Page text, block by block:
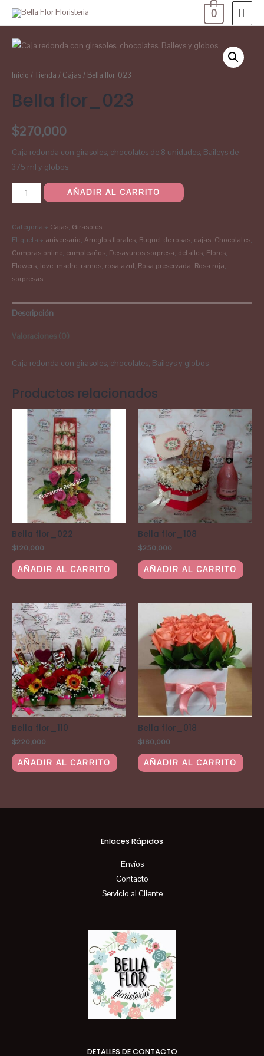
0
Inicio /Tienda / Cajas/ Bella flor_023
Bella flor_023
$270,000
Caja redonda con girasoles, chocolates de 8 unidades, Baileys de
375 ml y globos
AÑADIR AL CARRITO
Categorías: Cajas, Girasoles
Etiquetas: aniversario, Arreglos florales, Buquet de rosas, cajas, Chocolates,
Compras online, cumpleaños, Desayunos sorpresa, detalles, Flores,
Flowers, love, madre, ramos, rosa azul, Rosa preservada, Rosa roja,
sorpresas
Descripción
Valoraciones (0)
Caja redonda con girasoles, chocolates, Baileys y globos
Productos relacionados
Bella flor_022
$120,000
AÑADIR AL CARRITO
Bella flor_108
$250,000
AÑADIR AL CARRITO
Bella flor_110
$220,000
AÑADIR AL CARRITO
Bella flor_018
$180,000
AÑADIR AL CARRITO
DETALLES DE CONTACTO
Enlaces Rápidos
Envíos
Contacto
Servicio al Cliente